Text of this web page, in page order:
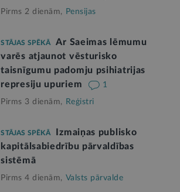
Pirms 2 dienām, Pensijas
STĀJAS SPĒKĀ
Ar Saeimas lēmumu
varēs atjaunot vēsturisko
taisnīgumu padomju psihiatrijas
represiju upuriem
1
Pirms 3 dienām, Reģistri
STĀJAS SPĒKĀ
Izmaiņas publisko
kapitālsabiedrību pārvaldības
sistēmā
Pirms 4 dienām, Valsts pārvalde